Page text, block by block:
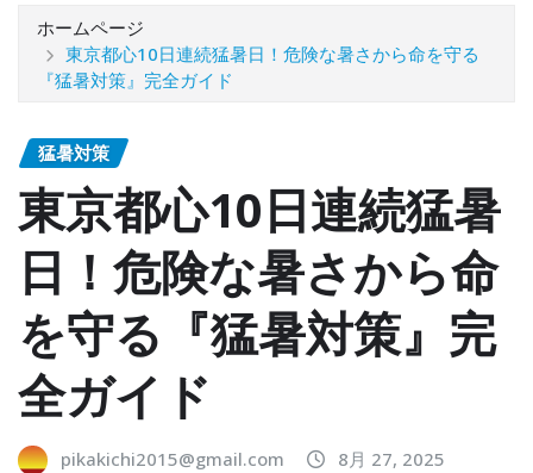
ホームページ
東京都心10日連続猛暑日！危険な暑さから命を守る
『猛暑対策』完全ガイド
猛暑対策
東京都心10日連続猛暑
日！危険な暑さから命
を守る『猛暑対策』完
全ガイド
pikakichi2015@gmail.com
8月 27, 2025